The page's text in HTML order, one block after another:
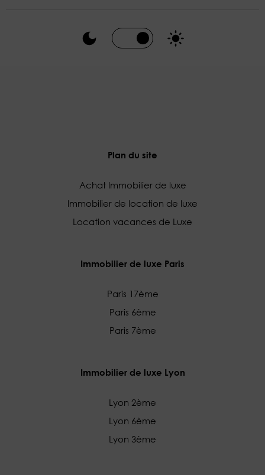
Plan du site
Achat Immobilier de luxe
Immobilier de location de luxe
Location vacances de Luxe
Immobilier de luxe Paris
Paris 17ème
Paris 6ème
Paris 7ème
Immobilier de luxe Lyon
Lyon 2ème
Lyon 6ème
Lyon 3ème